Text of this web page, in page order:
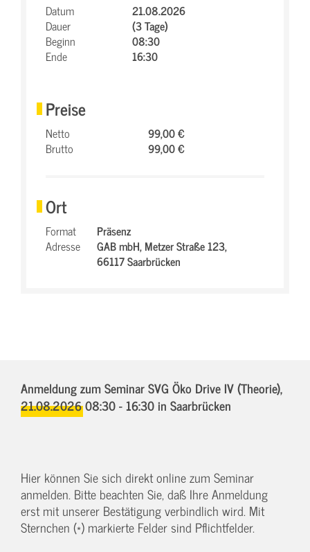
Datum
21.08.2026
Dauer
(3 Tage)
Beginn
08:30
Ende
16:30
Preise
Netto
99,00 €
Brutto
99,00 €
Ort
Format
Präsenz
Adresse
GAB mbH,Metzer Straße 123,
66117 Saarbrücken
Anmeldung zum Seminar SVG Öko Drive IV (Theorie),
21.08.2026 08:30 - 16:30in Saarbrücken
Hier können Sie sich direkt online zum Seminar
anmelden. Bitte beachten Sie, daß Ihre Anmeldung
erst mit unserer Bestätigung verbindlich wird. Mit
Sternchen (*) markierte Felder sind Pflichtfelder.